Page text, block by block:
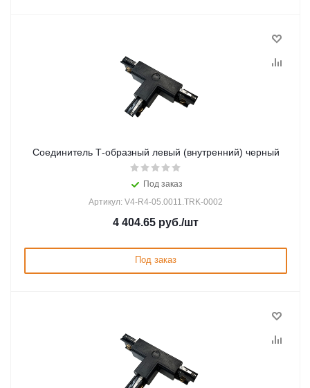
Соединитель Т-образный левый (внутренний) черный
Под заказ
Артикул: V4-R4-05.0011.TRK-0002
4 404.65 руб./шт
Под заказ